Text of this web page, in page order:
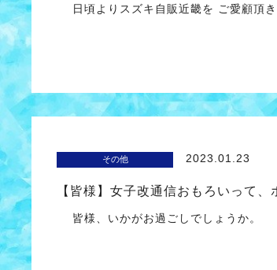
日頃よりスズキ自販近畿を ご愛顧頂
その他 2023.01.23
【皆様】女子改通信おもろいって、
皆様、いかがお過ごしでしょうか。